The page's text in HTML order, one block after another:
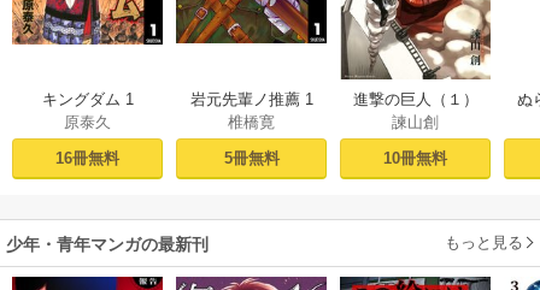
キングダム 1
原泰久
16冊無料
岩元先輩ノ推薦 1
椎橋寛
5冊無料
進撃の巨人（１）
諫山創
10冊無料
ぬ
少年・青年マンガの最新刊 もっと見る